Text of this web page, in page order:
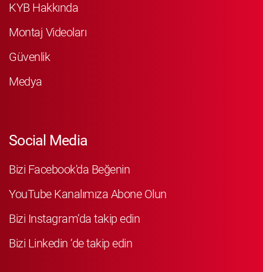
KYB Hakkında
Montaj Videoları
Güvenlik
Medya
Social Media
Bizi Facebook'da Beğenin
YouTube Kanalımıza Abone Olun
Bizi Instagram’da takip edin
Bizi Linkedin ‘de takip edin